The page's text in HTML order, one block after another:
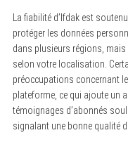
La fiabilité d’Ifdak est
protéger les données
dans plusieurs régions,
selon votre localisation.
préoccupations concernant
plateforme, ce qui ajoute un
témoignages d’abonnés
signalant une bonne qualité